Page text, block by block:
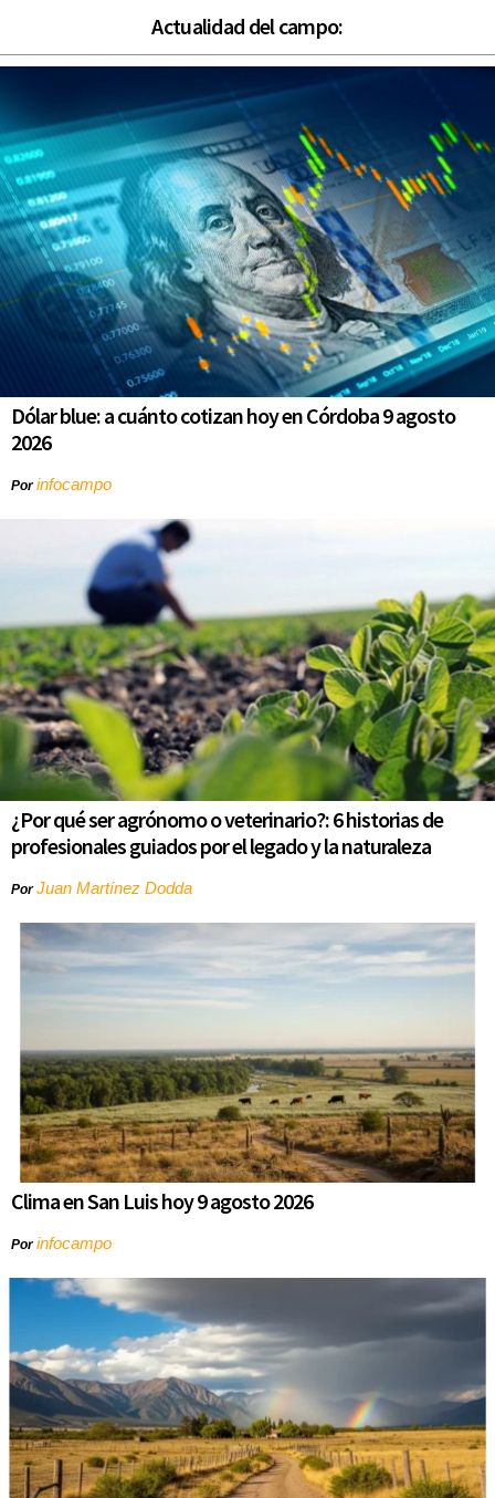
Actualidad del campo:
Dólar blue: a cuánto cotizan hoy en Córdoba 9 agosto
2026
Porinfocampo
¿Por qué ser agrónomo o veterinario?: 6 historias de
profesionales guiados por el legado y la naturaleza
PorJuan Martínez Dodda
Clima en San Luis hoy 9 agosto 2026
Porinfocampo